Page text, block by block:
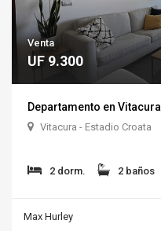
Venta
UF 9.300
Departamento en Vitacura
Vitacura - Estadio Croata
2 dorm. 2 baños
Max Hurley